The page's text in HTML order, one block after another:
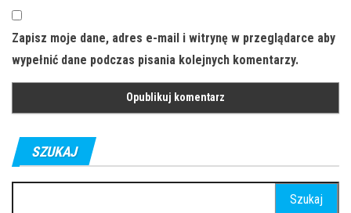
Zapisz moje dane, adres e-mail i witrynę w przeglądarce aby
wypełnić dane podczas pisania kolejnych komentarzy.
SZUKAJ